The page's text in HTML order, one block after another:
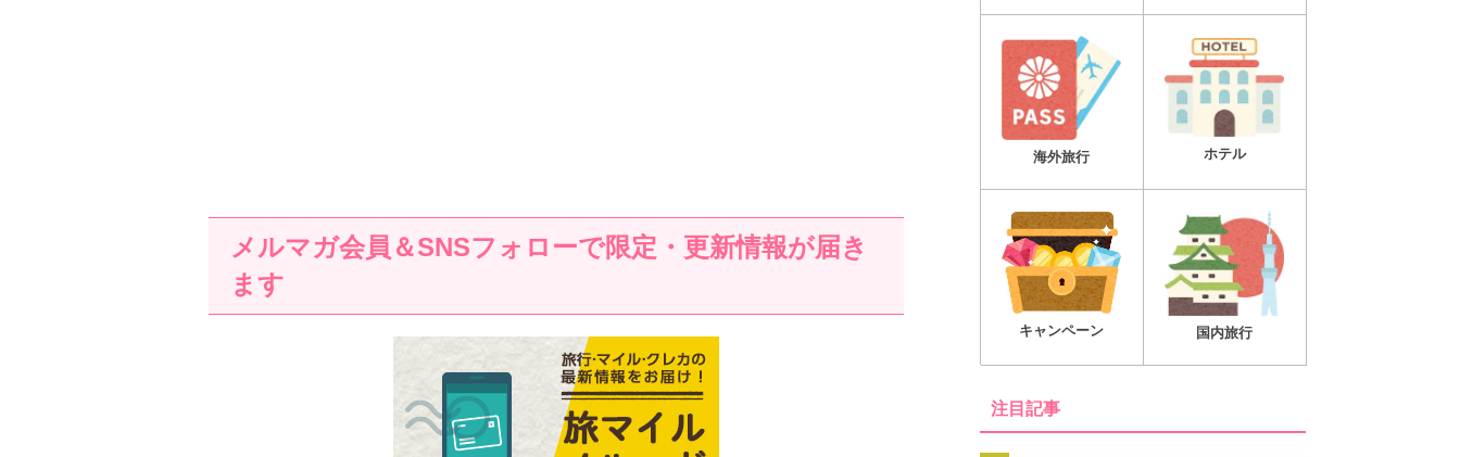
メルマガ会員＆SNSフォローで限定・更新情報が届き
ます
海外旅行 ホテル
キャンペーン 国内旅行
注目記事